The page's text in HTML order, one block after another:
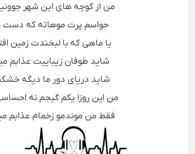
من از كوچه هاى اين شهر
حواسم پرت موهاته كه دست
يا ماهى كه با لبخندت زمين
شايد طوفان زيباييت عذابم
شايد درياى دور ما ديگه
من اين روزا يكم گيجم نه
فقط من موندمو زخمام عذابم